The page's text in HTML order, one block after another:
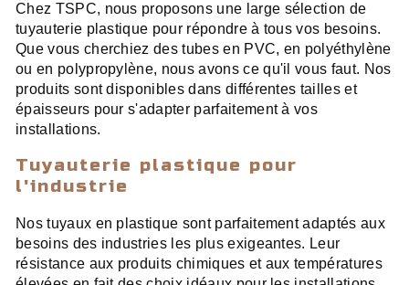
Chez TSPC, nous proposons une large sélection de
tuyauterie plastique pour répondre à tous vos besoins.
Que vous cherchiez des tubes en PVC, en polyéthylène
ou en polypropylène, nous avons ce qu'il vous faut. Nos
produits sont disponibles dans différentes tailles et
épaisseurs pour s'adapter parfaitement à vos
installations.
Tuyauterie plastique pour
l'industrie
Nos tuyaux en plastique sont parfaitement adaptés aux
besoins des industries les plus exigeantes. Leur
résistance aux produits chimiques et aux températures